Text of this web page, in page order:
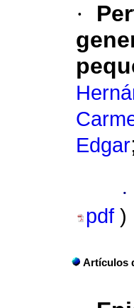
·
Edgar;
·
pdf )
Artículos